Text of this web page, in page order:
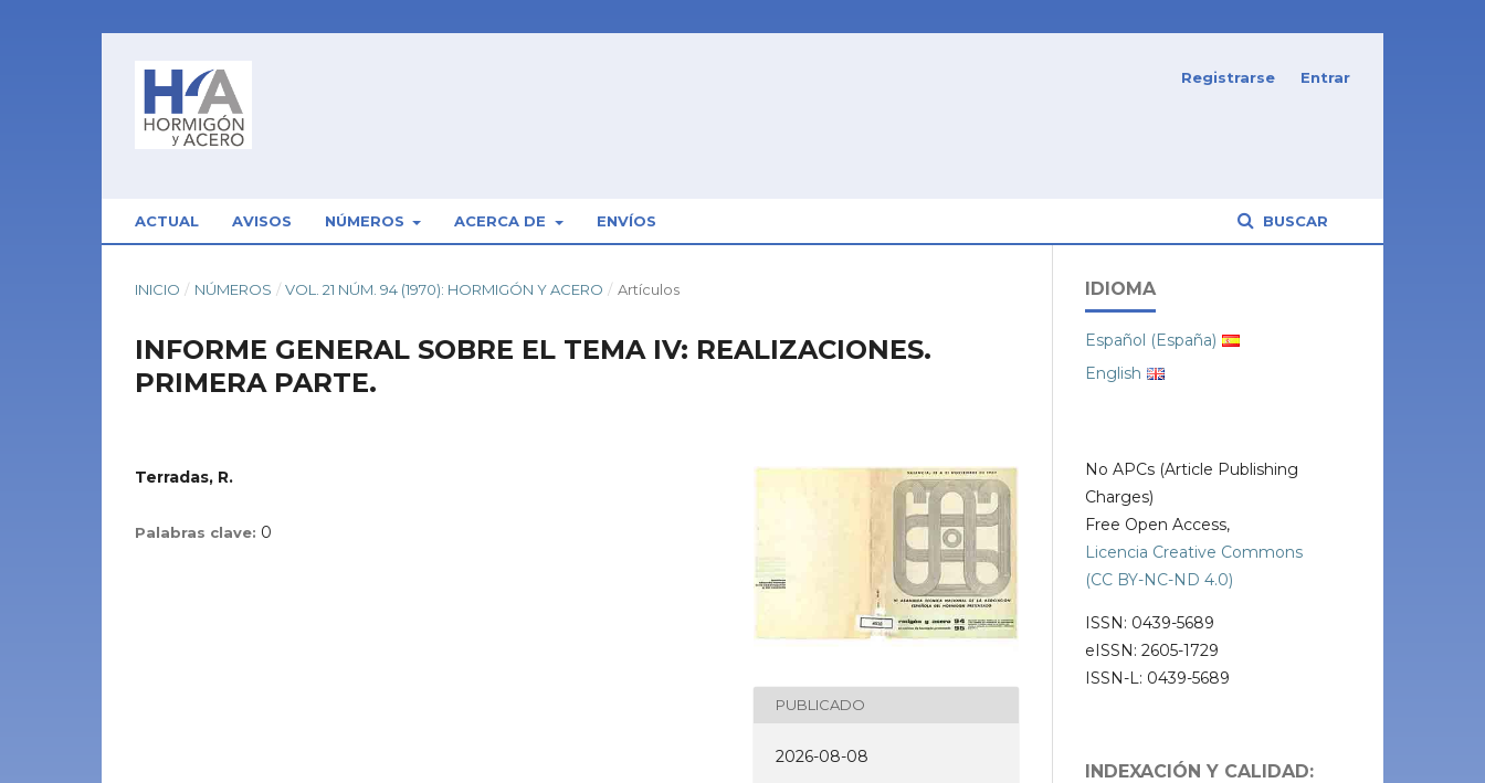
ACTUAL AVISOS NÚMEROS ACERCA DE ENVÍOS BUSCAR
Registrarse Entrar
INICIO / NÚMEROS / VOL. 21 NÚM. 94 (1970): HORMIGÓN Y ACERO / Artículos
INFORME GENERAL SOBRE EL TEMA IV: REALIZACIONES.
PRIMERA PARTE.
Terradas, R.
Palabras clave: 0
PUBLICADO
2026-08-08
IDIOMA
Español (España)
English
No APCs (Article Publishing
Charges)
Free Open Access,
Licencia Creative Commons
(CC BY-NC-ND 4.0)
ISSN: 0439-5689
eISSN: 2605-1729
ISSN-L: 0439-5689
INDEXACIÓN Y CALIDAD: